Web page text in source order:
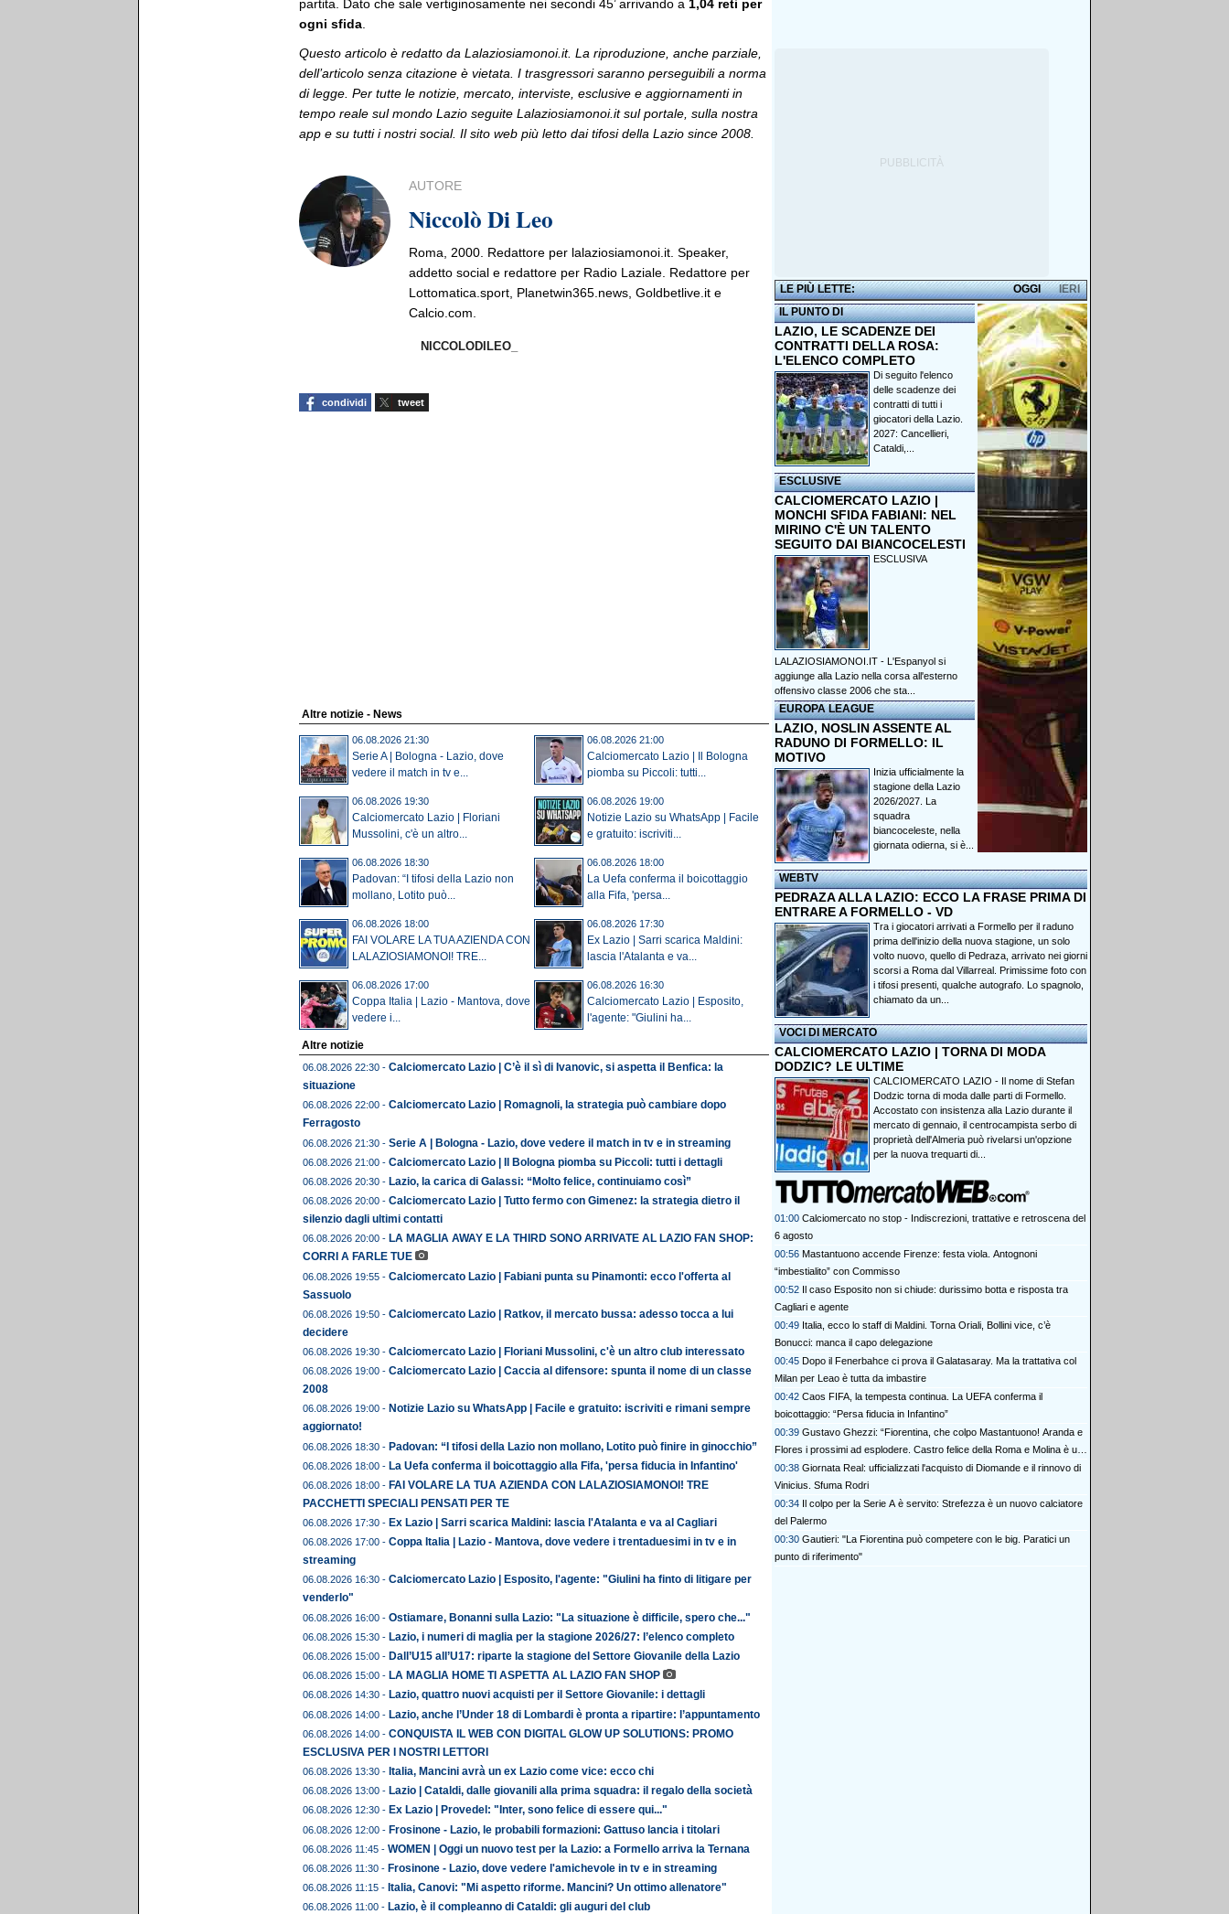
partita. Dato che sale vertiginosamente nei secondi 45’ arrivando a 1,04 reti per
ogni sfida
Questo articolo è redatto da Lalaziosiamonoi.it. La riproduzione, anche parziale,
dell’articolo senza citazione è vietata. I trasgressori saranno perseguibili a norma
di legge. Per tutte le notizie, mercato, interviste, esclusive e aggiornamenti in
tempo reale sul mondo Lazio seguite Lalaziosiamonoi.it sul portale, sulla nostra
app e su tutti i nostri social. Il sito web più letto dai tifosi della Lazio since 2008.
AUTORE
Niccolò Di Leo
Roma, 2000. Redattore per lalaziosiamonoi.it. Speaker,
addetto social e redattore per Radio Laziale. Redattore per
Lottomatica.sport, Planetwin365.news, Goldbetlive.it e
Calcio.com.
NICCOLODILEO_
condividi tweet
Altre notizie - News
06.08.2026 21:30
Serie A | Bologna - Lazio, dove
vedere il match in tv e...
06.08.2026 21:00
Calciomercato Lazio | Il Bologna
piomba su Piccoli: tutti...
06.08.2026 19:30
Calciomercato Lazio | Floriani
Mussolini, c'è un altro...
06.08.2026 19:00
Notizie Lazio su WhatsApp | Facile
e gratuito: iscriviti...
06.08.2026 18:30
Padovan: “I tifosi della Lazio non
mollano, Lotito può...
06.08.2026 18:00
La Uefa conferma il boicottaggio
alla Fifa, 'persa...
06.08.2026 18:00
FAI VOLARE LA TUA AZIENDA CON
LALAZIOSIAMONOI! TRE...
06.08.2026 17:30
Ex Lazio | Sarri scarica Maldini:
lascia l'Atalanta e va...
06.08.2026 17:00
Coppa Italia | Lazio - Mantova, dove
vedere i...
06.08.2026 16:30
Calciomercato Lazio | Esposito,
l'agente: "Giulini ha...
Altre notizie
06.08.2026 22:30 - Calciomercato Lazio | C’è il sì di Ivanovic, si aspetta il Benfica: la
situazione
06.08.2026 22:00 - Calciomercato Lazio | Romagnoli, la strategia può cambiare dopo
Ferragosto
06.08.2026 21:30 - Serie A | Bologna - Lazio, dove vedere il match in tv e in streaming
06.08.2026 21:00 - Calciomercato Lazio | Il Bologna piomba su Piccoli: tutti i dettagli
06.08.2026 20:30 - Lazio, la carica di Galassi: “Molto felice, continuiamo così”
06.08.2026 20:00 - Calciomercato Lazio | Tutto fermo con Gimenez: la strategia dietro il
silenzio dagli ultimi contatti
06.08.2026 20:00 - LA MAGLIA AWAY E LA THIRD SONO ARRIVATE AL LAZIO FAN SHOP:
CORRI A FARLE TUE
06.08.2026 19:55 - Calciomercato Lazio | Fabiani punta su Pinamonti: ecco l'offerta al
Sassuolo
06.08.2026 19:50 - Calciomercato Lazio | Ratkov, il mercato bussa: adesso tocca a lui
decidere
06.08.2026 19:30 - Calciomercato Lazio | Floriani Mussolini, c'è un altro club interessato
06.08.2026 19:00 - Calciomercato Lazio | Caccia al difensore: spunta il nome di un classe
2008
06.08.2026 19:00 - Notizie Lazio su WhatsApp | Facile e gratuito: iscriviti e rimani sempre
aggiornato!
06.08.2026 18:30 - Padovan: “I tifosi della Lazio non mollano, Lotito può finire in ginocchio”
06.08.2026 18:00 - La Uefa conferma il boicottaggio alla Fifa, 'persa fiducia in Infantino'
06.08.2026 18:00 - FAI VOLARE LA TUA AZIENDA CON LALAZIOSIAMONOI! TRE
PACCHETTI SPECIALI PENSATI PER TE
06.08.2026 17:30 - Ex Lazio | Sarri scarica Maldini: lascia l'Atalanta e va al Cagliari
06.08.2026 17:00 - Coppa Italia | Lazio - Mantova, dove vedere i trentaduesimi in tv e in
streaming
06.08.2026 16:30 - Calciomercato Lazio | Esposito, l'agente: "Giulini ha finto di litigare per
venderlo"
06.08.2026 16:00 - Ostiamare, Bonanni sulla Lazio: "La situazione è difficile, spero che..."
06.08.2026 15:30 - Lazio, i numeri di maglia per la stagione 2026/27: l’elenco completo
06.08.2026 15:00 - Dall’U15 all’U17: riparte la stagione del Settore Giovanile della Lazio
06.08.2026 15:00 - LA MAGLIA HOME TI ASPETTA AL LAZIO FAN SHOP
06.08.2026 14:30 - Lazio, quattro nuovi acquisti per il Settore Giovanile: i dettagli
06.08.2026 14:00 - Lazio, anche l’Under 18 di Lombardi è pronta a ripartire: l’appuntamento
06.08.2026 14:00 - CONQUISTA IL WEB CON DIGITAL GLOW UP SOLUTIONS: PROMO
ESCLUSIVA PER I NOSTRI LETTORI
06.08.2026 13:30 - Italia, Mancini avrà un ex Lazio come vice: ecco chi
06.08.2026 13:00 - Lazio | Cataldi, dalle giovanili alla prima squadra: il regalo della società
06.08.2026 12:30 - Ex Lazio | Provedel: "Inter, sono felice di essere qui..."
06.08.2026 12:00 - Frosinone - Lazio, le probabili formazioni: Gattuso lancia i titolari
06.08.2026 11:45 - WOMEN | Oggi un nuovo test per la Lazio: a Formello arriva la Ternana
06.08.2026 11:30 - Frosinone - Lazio, dove vedere l'amichevole in tv e in streaming
06.08.2026 11:15 - Italia, Canovi: "Mi aspetto riforme. Mancini? Un ottimo allenatore"
06.08.2026 11:00 - Lazio, è il compleanno di Cataldi: gli auguri del club
LE PIÙ LETTE: IERI
OGGI
IL PUNTO DI
LAZIO, LE SCADENZE DEI
CONTRATTI DELLA ROSA:
L'ELENCO COMPLETO
Di seguito l'elenco
delle scadenze dei
contratti di tutti i
giocatori della Lazio.
2027: Cancellieri,
Cataldi,...
ESCLUSIVE
CALCIOMERCATO LAZIO |
MONCHI SFIDA FABIANI: NEL
MIRINO C'È UN TALENTO
SEGUITO DAI BIANCOCELESTI
ESCLUSIVA
LALAZIOSIAMONOI.IT - L'Espanyol si
aggiunge alla Lazio nella corsa all'esterno
offensivo classe 2006 che sta...
EUROPA LEAGUE
LAZIO, NOSLIN ASSENTE AL
RADUNO DI FORMELLO: IL
MOTIVO
Inizia ufficialmente la
stagione della Lazio
2026/2027. La
squadra
biancoceleste, nella
giornata odierna, si è...
WEBTV
PEDRAZA ALLA LAZIO: ECCO LA FRASE PRIMA DI
ENTRARE A FORMELLO - VD
Tra i giocatori arrivati a Formello per il raduno
prima dell'inizio della nuova stagione, un solo
volto nuovo, quello di Pedraza, arrivato nei giorni
scorsi a Roma dal Villarreal. Primissime foto con
i tifosi presenti, qualche autografo. Lo spagnolo,
chiamato da un...
VOCI DI MERCATO
CALCIOMERCATO LAZIO | TORNA DI MODA
DODZIC? LE ULTIME
CALCIOMERCATO LAZIO - Il nome di Stefan
Dodzic torna di moda dalle parti di Formello.
Accostato con insistenza alla Lazio durante il
mercato di gennaio, il centrocampista serbo di
proprietà dell'Almeria può rivelarsi un'opzione
per la nuova trequarti di...
01:00 Calciomercato no stop - Indiscrezioni, trattative e retroscena del
6 agosto
00:56 Mastantuono accende Firenze: festa viola. Antognoni
“imbestialito” con Commisso
00:52 Il caso Esposito non si chiude: durissimo botta e risposta tra
Cagliari e agente
00:49 Italia, ecco lo staff di Maldini. Torna Oriali, Bollini vice, c’è
Bonucci: manca il capo delegazione
00:45 Dopo il Fenerbahce ci prova il Galatasaray. Ma la trattativa col
Milan per Leao è tutta da imbastire
00:42 Caos FIFA, la tempesta continua. La UEFA conferma il
boicottaggio: “Persa fiducia in Infantino”
00:39 Gustavo Ghezzi: “Fiorentina, che colpo Mastantuono! Aranda e
Flores i prossimi ad esplodere. Castro felice della Roma e Molina è un
bel colpo”
00:38 Giornata Real: ufficializzati l'acquisto di Diomande e il rinnovo di
Vinicius. Sfuma Rodri
00:34 Il colpo per la Serie A è servito: Strefezza è un nuovo calciatore
del Palermo
00:30 Gautieri: "La Fiorentina può competere con le big. Paratici un
punto di riferimento"